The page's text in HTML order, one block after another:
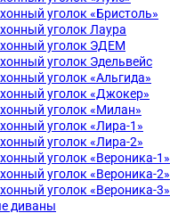
уголок «Бристоль»
уголок Лаура
уголок ЭДЕМ
уголок Эдельвейс
уголок «Альгида»
уголок «Джокер»
уголок «Милан»
уголок «Лира-1»
уголок «Лира-2»
уголок «Вероника-1»
уголок «Вероника-2»
уголок «Вероника-3»
диваны